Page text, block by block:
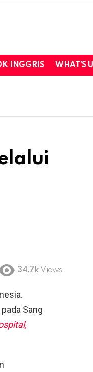
INGGRIS WHAT’S
34.7k Views
Sang